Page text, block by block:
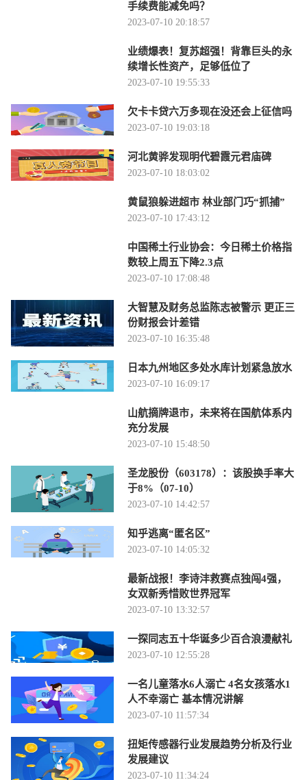
手续费能减免吗？
2023-07-10 20:18:57
业绩爆表！复苏超强！背靠巨头的永
续增长性资产，足够低位了
2023-07-10 19:55:33
欠卡卡贷六万多现在没还会上征信吗
2023-07-10 19:03:18
河北黄骅发现明代碧霞元君庙碑
2023-07-10 18:03:02
黄鼠狼躲进超市 林业部门巧“抓捕”
2023-07-10 17:43:12
中国稀土行业协会：今日稀土价格指
数较上周五下降2.3点
2023-07-10 17:08:48
大智慧及财务总监陈志被警示 更正三
份财报会计差错
2023-07-10 16:35:48
日本九州地区多处水库计划紧急放水
2023-07-10 16:09:17
山航摘牌退市，未来将在国航体系内
充分发展
2023-07-10 15:48:50
圣龙股份（603178）：该股换手率大
于8%（07-10）
2023-07-10 14:42:57
知乎逃离“匿名区”
2023-07-10 14:05:32
最新战报！李诗沣救赛点独闯4强，
女双新秀惜败世界冠军
2023-07-10 13:32:57
一探同志五十华诞多少百合浪漫献礼
2023-07-10 12:55:28
一名儿童落水6人溺亡 4名女孩落水1
人不幸溺亡 基本情况讲解
2023-07-10 11:57:34
扭矩传感器行业发展趋势分析及行业
发展建议
2023-07-10 11:34:24